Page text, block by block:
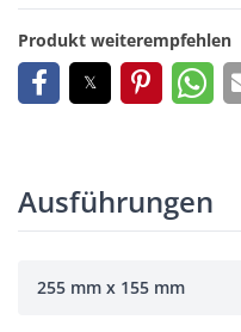
Produkt weiterempfehlen
Ausführungen
255 mm x 155 mm